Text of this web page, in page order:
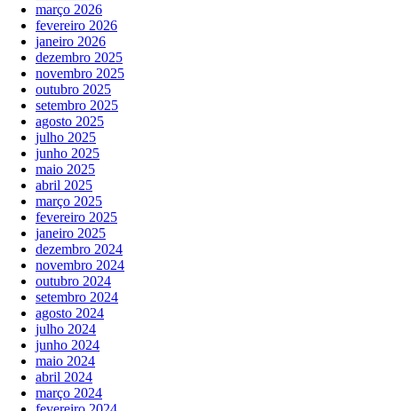
março 2026
fevereiro 2026
janeiro 2026
dezembro 2025
novembro 2025
outubro 2025
setembro 2025
agosto 2025
julho 2025
junho 2025
maio 2025
abril 2025
março 2025
fevereiro 2025
janeiro 2025
dezembro 2024
novembro 2024
outubro 2024
setembro 2024
agosto 2024
julho 2024
junho 2024
maio 2024
abril 2024
março 2024